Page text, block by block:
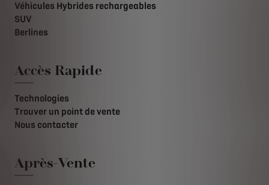
Véhicules Hybrides rechargeables
SUV
Berlines
Accès Rapide
Technologies
Trouver un point de vente
Nous contacter
Après-Vente